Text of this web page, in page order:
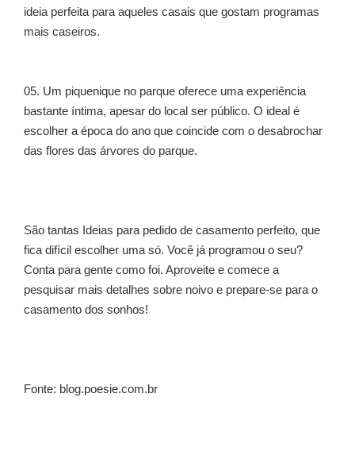
ideia perfeita para aqueles casais que gostam programas
mais caseiros.
05. Um piquenique no parque oferece uma experiência
bastante íntima, apesar do local ser público. O ideal é
escolher a época do ano que coincide com o desabrochar
das flores das árvores do parque.
São tantas Ideias para pedido de casamento perfeito, que
fica difícil escolher uma só. Você já programou o seu?
Conta para gente como foi. Aproveite e comece a
pesquisar mais detalhes sobre noivo e prepare-se para o
casamento dos sonhos!
Fonte: blog.poesie.com.br